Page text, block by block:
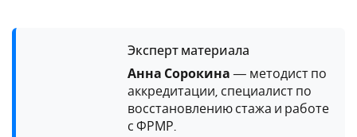
Эксперт материала
Анна Сорокина — методист по
аккредитации, специалист по
восстановлению стажа и работе
с ФРМР.